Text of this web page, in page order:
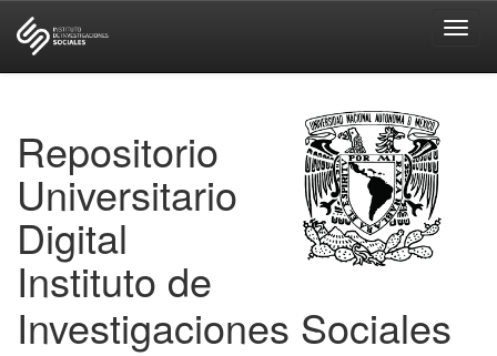
Repositorio
Universitario
Digital
Instituto de
Investigaciones Sociales